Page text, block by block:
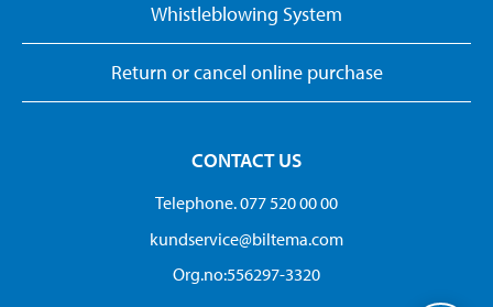
Whistleblowing System
Return or cancel online purchase
CONTACT US
Telephone. 077 520 00 00
kundservice@biltema.com
Org.no:556297-3320